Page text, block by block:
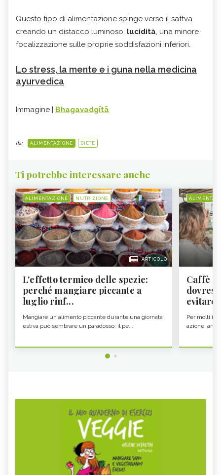
Questo tipo di alimentazione spinge verso il sattva
creando un distacco luminoso, lucidità, una minore
focalizzazione sulle proprie soddisfazioni inferiori.
Lo stress, la mente e i guna nella medicina
ayurvedica
Immagine | Bhagavadgītā
da: ALIMENTAZIONE DIETE
Ti potrebbe interessare anche
ALIMENTAZIONE NUTRIZIONE
ARTICOLO
L'effetto termico delle spezie:
perché mangiare piccante a
luglio rinf...
Mangiare un alimento piccante durante una giornata
estiva può sembrare un paradosso: il pe...
Caffè
evitare
Per molti il
azione,